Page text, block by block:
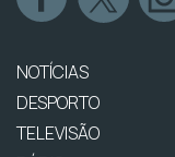
NOTÍCIAS
DESPORTO
TELEVISÃO